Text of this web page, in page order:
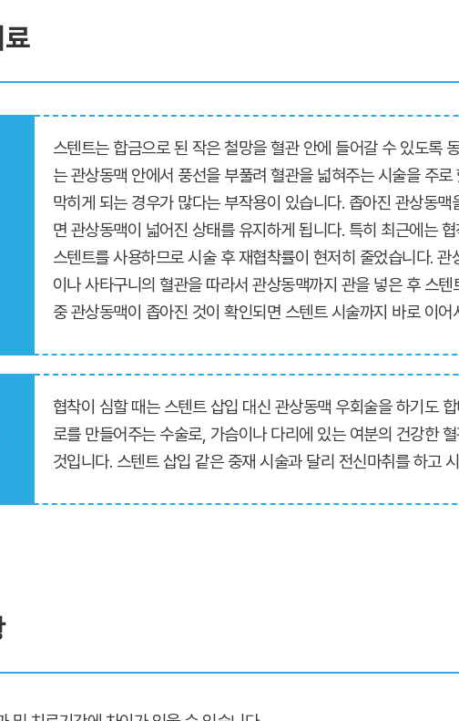
스텐트는 합금으로 된 작은 철망을 혈관 안에 들어갈 수 있도록
는 관상동맥 안에서 풍선을 부풀려 혈관을 넓혀주는 시술을 주
막히게 되는 경우가 많다는 부작용이 있습니다. 좁아진 관상동
면 관상동맥이 넓어진 상태를 유지하게 됩니다. 특히 최근에는
스텐트를 사용하므로 시술 후 재협착률이 현저히 줄었습니다.
이나 사타구니의 혈관을 따라서 관상동맥까지 관을 넣은 후 스
중 관상동맥이 좁아진 것이 확인되면 스텐트 시술까지 바로 이
협착이 심할 때는 스텐트 삽입 대신 관상동맥 우회술을 하기도
로를 만들어주는 수술로, 가슴이나 다리에 있는 여분의 건강한
것입니다. 스텐트 삽입 같은 중재 시술과 달리 전신마취를 하고